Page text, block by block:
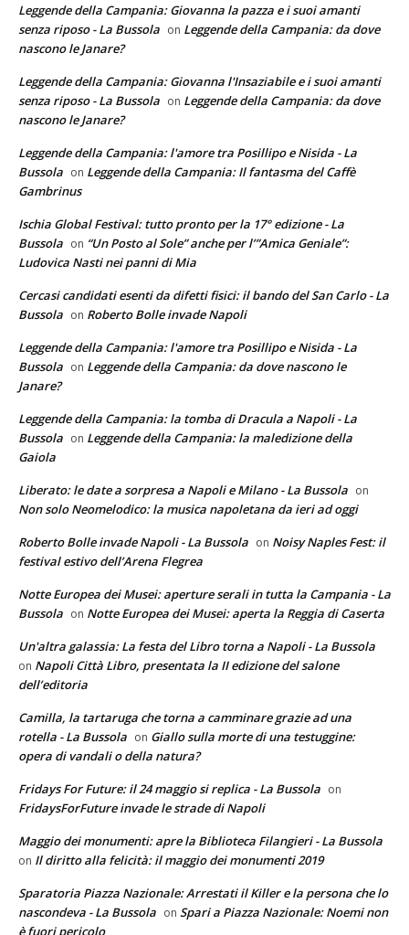
Leggende della Campania: Giovanna la pazza e i suoi amanti
senza riposo - La Bussola on Leggende della Campania: da dove
nascono le Janare?
Leggende della Campania: Giovanna l'Insaziabile e i suoi amanti
senza riposo - La Bussola on Leggende della Campania: da dove
nascono le Janare?
Leggende della Campania: l'amore tra Posillipo e Nisida - La
Bussola on Leggende della Campania: Il fantasma del Caffè
Gambrinus
Ischia Global Festival: tutto pronto per la 17° edizione - La
Bussola on “Un Posto al Sole” anche per l’”Amica Geniale”:
Ludovica Nasti nei panni di Mia
Cercasi candidati esenti da difetti fisici: il bando del San Carlo - La
Bussola on Roberto Bolle invade Napoli
Leggende della Campania: l'amore tra Posillipo e Nisida - La
Bussola on Leggende della Campania: da dove nascono le
Janare?
Leggende della Campania: la tomba di Dracula a Napoli - La
Bussola on Leggende della Campania: la maledizione della
Gaiola
Liberato: le date a sorpresa a Napoli e Milano - La Bussola on
Non solo Neomelodico: la musica napoletana da ieri ad oggi
Roberto Bolle invade Napoli - La Bussola on Noisy Naples Fest: il
festival estivo dell’Arena Flegrea
Notte Europea dei Musei: aperture serali in tutta la Campania - La
Bussola on Notte Europea dei Musei: aperta la Reggia di Caserta
Un'altra galassia: La festa del Libro torna a Napoli - La Bussola
on Napoli Città Libro, presentata la II edizione del salone
dell’editoria
Camilla, la tartaruga che torna a camminare grazie ad una
rotella - La Bussola on Giallo sulla morte di una testuggine:
opera di vandali o della natura?
Fridays For Future: il 24 maggio si replica - La Bussola on
FridaysForFuture invade le strade di Napoli
Maggio dei monumenti: apre la Biblioteca Filangieri - La Bussola
on Il diritto alla felicità: il maggio dei monumenti 2019
Sparatoria Piazza Nazionale: Arrestati il Killer e la persona che lo
nascondeva - La Bussola on Spari a Piazza Nazionale: Noemi non
è fuori pericolo